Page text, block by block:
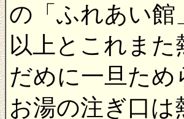
の「ふれあい
以上とこれま
だめに一旦た
お湯の注ぎ口